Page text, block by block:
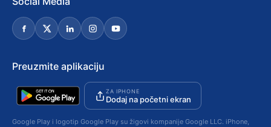
Preuzmite aplikaciju
ZA IPHONE
Dodaj na početni ekran
Google Play i logotip Google Play su žigovi kompanije Google LLC. iPhone,